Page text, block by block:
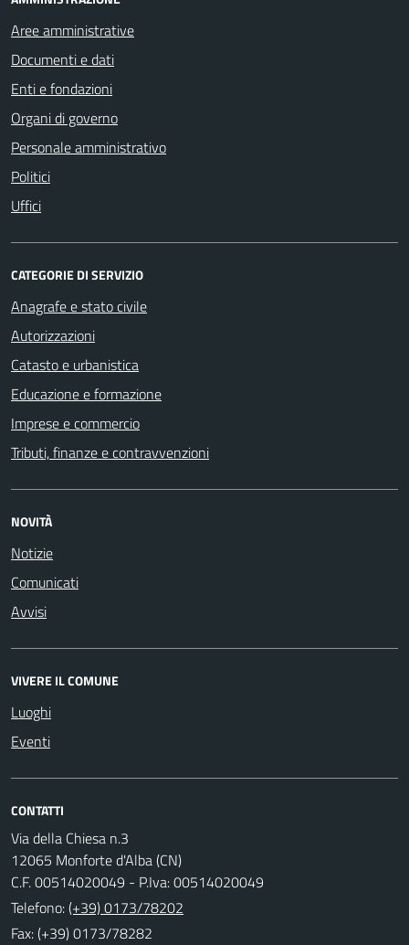
Aree amministrative
Documenti e dati
Enti e fondazioni
Organi di governo
Personale amministrativo
Politici
Uffici
CATEGORIE DI SERVIZIO
Anagrafe e stato civile
Autorizzazioni
Catasto e urbanistica
Educazione e formazione
Imprese e commercio
Tributi, finanze e contravvenzioni
NOVITÀ
Notizie
Comunicati
Avvisi
VIVERE IL COMUNE
Luoghi
Eventi
CONTATTI
Via della Chiesa n.3
12065 Monforte d'Alba (CN)
C.F. 00514020049 - P.Iva: 00514020049
Telefono:(+39) 0173/78202
Fax: (+39) 0173/78282